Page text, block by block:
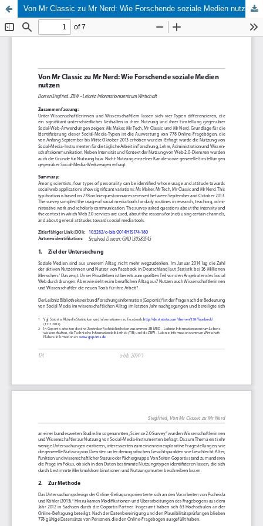
Von Mr Classic zu Mr Nerd: Wie Forschende soziale Medien nutzen